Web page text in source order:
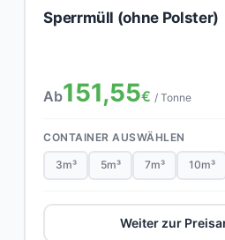
Sperrmüll (ohne Polster)
Ab151,55€ / Tonne
CONTAINER AUSWÄHLEN
3m³ 5m³ 7m³ 10m³
Weiter zur